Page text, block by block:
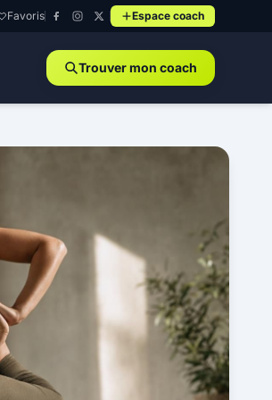
Favoris Espace coach
Trouver mon coach